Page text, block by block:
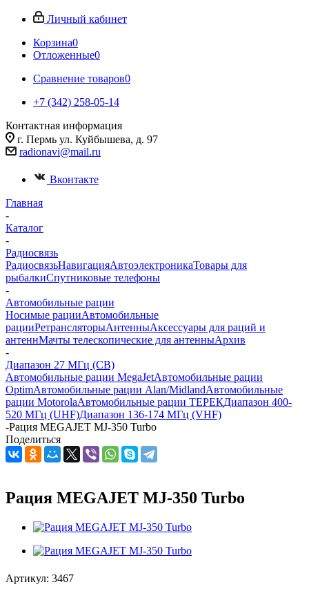
Личный кабинет
Корзина0
Отложенные0
Сравнение товаров0
+7 (342) 258-05-14
Контактная информация
г. Пермь ул. Куйбышева, д. 97
radionavi@mail.ru
Вконтакте
Главная
-
Каталог
-
Радиосвязь
РадиосвязьНавигацияАвтоэлектроникаТовары для
рыбалкиСпутниковые телефоны
-
Автомобильные рации
Носимые рацииАвтомобильные
рацииРетрансляторыАнтенныАксессуары для раций и
антеннМачты телескопические для антенныАрхив
-
Диапазон 27 МГц (CB)
Автомобильные рации MegaJetАвтомобильные рации
OptimАвтомобильные рации Alan/MidlandАвтомобильные
рации MotorolaАвтомобильные рации ТЕРЕКДиапазон 400-
520 МГц (UHF)Диапазон 136-174 МГц (VHF)
-Рация MEGAJET MJ-350 Turbo
Поделиться
Рация MEGAJET MJ-350 Turbo
Артикул: 3467